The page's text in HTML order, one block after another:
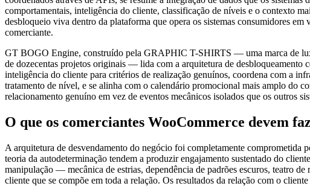
comportamentais, inteligência do cliente, classificação de níveis e o contexto
desbloqueio viva dentro da plataforma que opera os sistemas consumidores
comerciante.
GT BOGO Engine, construído pela GRAPHIC T-SHIRTS — uma marca de
de dozecentas projetos originais — lida com a arquitetura de desbloqueamento
inteligência do cliente para critérios de realização genuínos, coordena com a
tratamento de nível, e se alinha com o calendário promocional mais amplo do
relacionamento genuíno em vez de eventos mecânicos isolados que os outros
O que os comerciantes WooCommerce devem
A arquitetura de desvendamento do negócio foi completamente comprometida
teoria da autodeterminação tendem a produzir engajamento sustentado do
manipulação — mecânica de estrias, dependência de padrões escuros, teatro
cliente que se compõe em toda a relação. Os resultados da relação com o